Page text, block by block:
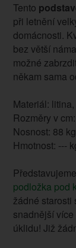
Tento
při letnění
domácnosti.
bez větší
možné
někam sama
Materiál:
Rozměry v
Nosnost: 88 kg
Hmotnost: ---
podložka pod
žádné starosti
snadnější
úklidu! Již